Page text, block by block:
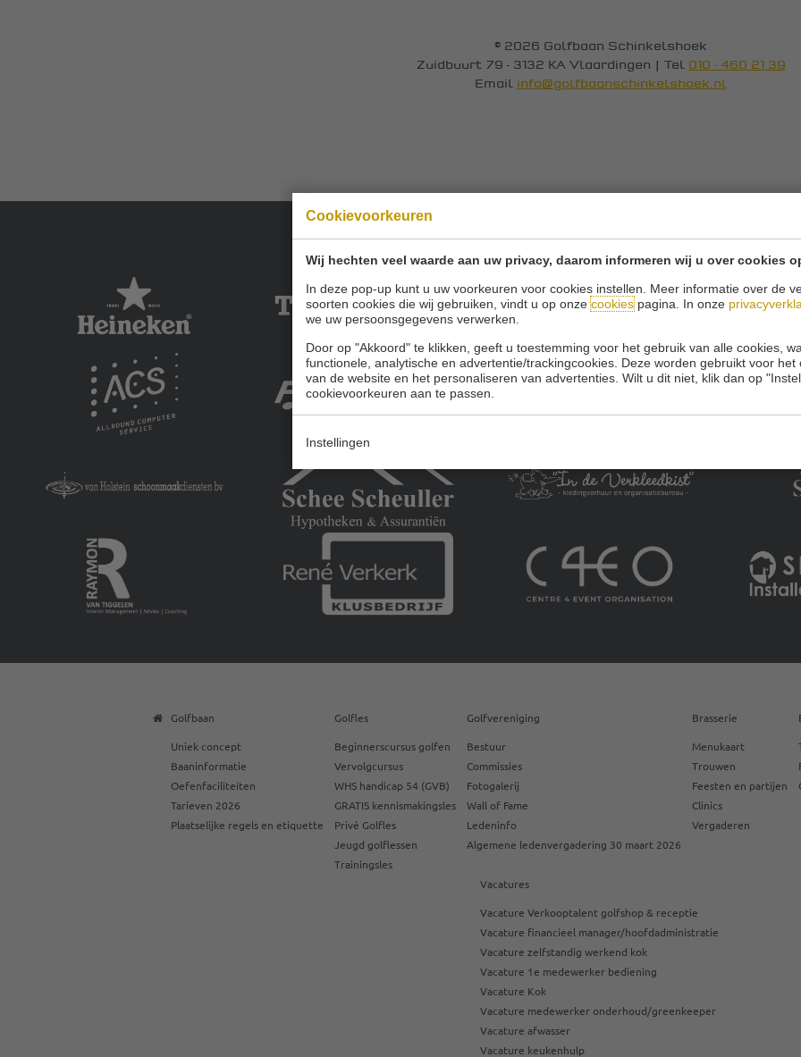
Cookievoorkeuren
Wij hechten veel waarde aan uw privacy, daarom informeren wij u over cookies
In deze pop-up kunt u uw voorkeuren voor cookies instellen. Meer informatie over de
soorten cookies die wij gebruiken, vindt u op onzecookiespagina. In onze
we uw persoonsgegevens verwerken.
Door op "Akkoord" te klikken, geeft u toestemming voor het gebruik van alle cookies,
functionele, analytische en advertentie/trackingcookies. Deze worden gebruikt voor het
van de website en het personaliseren van advertenties. Wilt u dit niet, klik dan op
cookievoorkeuren aan te passen.
Instellingen
© 2026 Golfbaan Schinkelshoek
Zuidbuurt 79 - 3132 KA Vlaardingen | Tel 010 - 460 21 39
Email info@golfbaanschinkelshoek.nl
Onze sponsoren:
Golfbaan
Uniek concept
Baaninformatie
Oefenfaciliteiten
Tarieven 2026
Plaatselijke regels en etiquette
Golfles
Beginnerscursus golfen
Vervolgcursus
WHS handicap 54 (GVB)
GRATIS kennismakingsles
Privé Golfles
Jeugd golflessen
Trainingsles
Golfvereniging
Bestuur
Commissies
Fotogalerij
Wall of Fame
Ledeninfo
Algemene ledenvergadering 30 maart 2026
Brasserie
Menukaart
Trouwen
Feesten en partijen
Clinics
Vergaderen
Vacatures
Vacature Verkooptalent golfshop & receptie
Vacature financieel manager/hoofdadministratie
Vacature zelfstandig werkend kok
Vacature 1e medewerker bediening
Vacature Kok
Vacature medewerker onderhoud/greenkeeper
Vacature afwasser
Vacature keukenhulp